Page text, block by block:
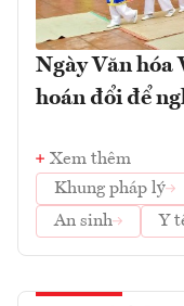
Ngày Văn hóa
hoán đổi để
Xem thêm
Khung pháp lý
An sinh
Y